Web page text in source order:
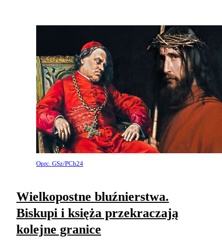
Oprc. GSz/PCh24
Wielkopostne bluźnierstwa.
Biskupi i księża przekraczają
kolejne granice